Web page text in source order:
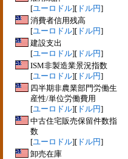
[ユーロドル][ ドル円]
消費者信用残高
[ユーロドル][ ドル円]
建設支出
[ユーロドル][ ドル円]
ISM非製造業景況指数
[ユーロドル][ ドル円]
四半期非農業部門労働生
産性/単位労働費用
[ユーロドル][ ドル円]
中古住宅販売保留件数指
数
[ユーロドル][ ドル円]
卸売在庫